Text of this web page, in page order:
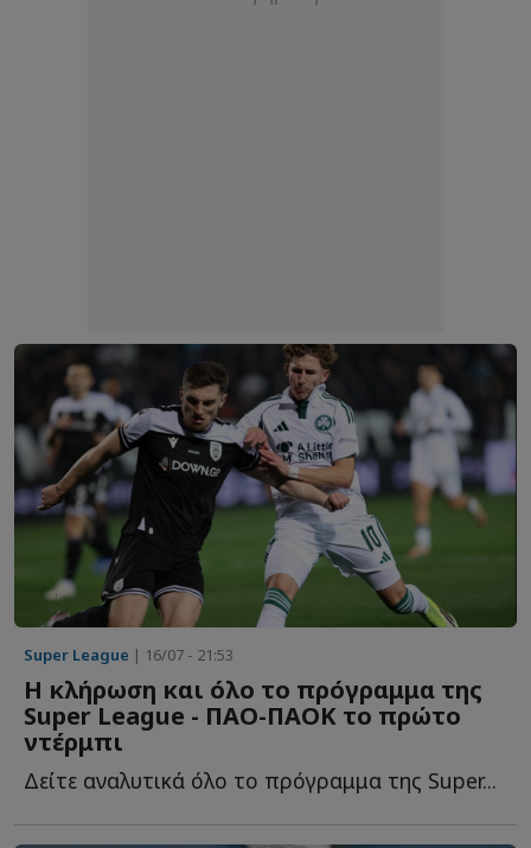
Super League | 16/07 - 21:53
Η κλήρωση και όλο το πρόγραμμα της
Super League - ΠΑΟ-ΠΑΟΚ το πρώτο
ντέρμπι
Δείτε αναλυτικά όλο το πρόγραμμα της Super...